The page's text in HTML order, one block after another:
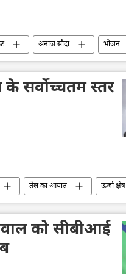
अनाज सौदा
भोजन
के सर्वोच्चतम स्तर
तेल का आयात
ऊर्जा क्षेत्र
को सीबीआई